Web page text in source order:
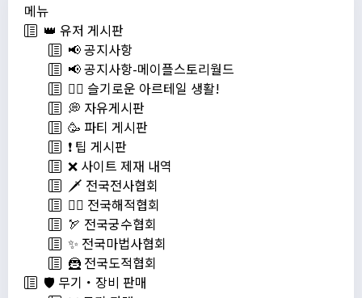
메뉴
👑 유저 게시판
📢 공지사항
📢 공지사항-메이플스토리월드
💁‍♂ 슬기로운 아르테일 생활!
💭 자유게시판
🥳 파티 게시판
❗️ 팁 게시판
❌ 사이트 제재 내역
🗡️ 전국전사협회
🏴‍☠️ 전국해적협회
🏹 전국궁수협회
✨ 전국마법사협회
🦹 전국도적협회
🛡️ 무기・장비 판매